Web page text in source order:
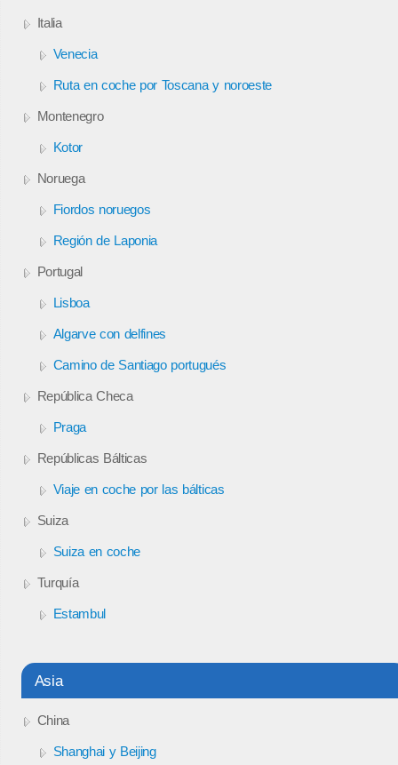
Italia
Venecia
Ruta en coche por Toscana y noroeste
Montenegro
Kotor
Noruega
Fiordos noruegos
Región de Laponia
Portugal
Lisboa
Algarve con delfines
Camino de Santiago portugués
República Checa
Praga
Repúblicas Bálticas
Viaje en coche por las bálticas
Suiza
Suiza en coche
Turquía
Estambul
Asia
China
Shanghai y Beijing